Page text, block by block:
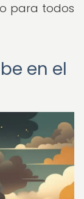
para todos
en el